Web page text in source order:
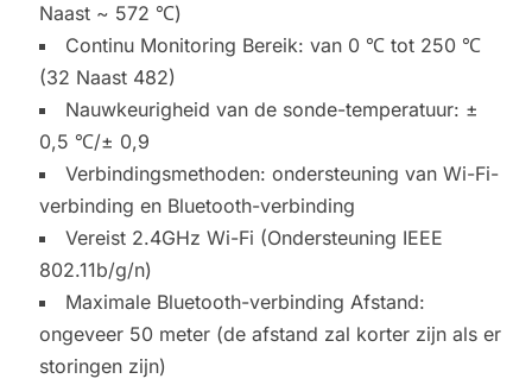
Naast ~ 572 ℃)
Continu Monitoring Bereik: van 0 ℃ tot 250 ℃
(32 Naast 482)
Nauwkeurigheid van de sonde-temperatuur: ±
0,5 ℃/± 0,9
Verbindingsmethoden: ondersteuning van Wi-Fi-
verbinding en Bluetooth-verbinding
Vereist 2.4GHz Wi-Fi (Ondersteuning IEEE
802.11b/g/n)
Maximale Bluetooth-verbinding Afstand:
ongeveer 50 meter (de afstand zal korter zijn als er
storingen zijn)